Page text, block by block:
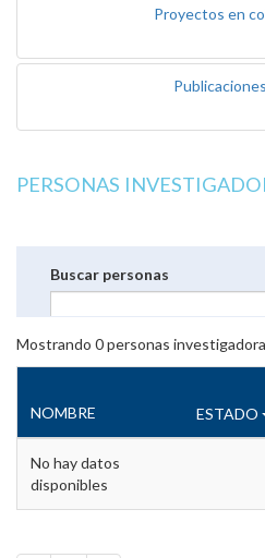
Proyectos en
PERSONAS
Buscar personas
Mostrando 0personas
NOMBRE ESTADO
No hay datos
disponibles